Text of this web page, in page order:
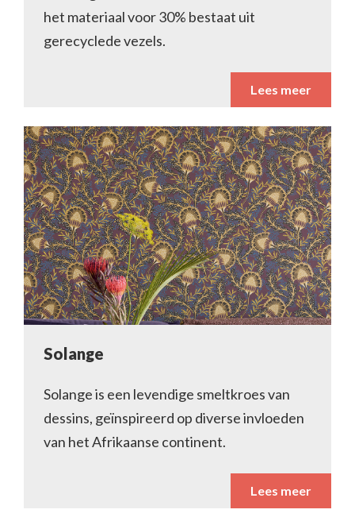
het materiaal voor 30% bestaat uit
gerecyclede vezels.
Lees meer
Solange
Solange is een levendige smeltkroes van
dessins, geïnspireerd op diverse invloeden
van het Afrikaanse continent.
Lees meer